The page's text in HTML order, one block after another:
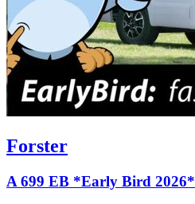
Forster
A 699 EB *Early Bird 2026*